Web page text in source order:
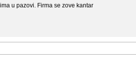
u pazovi. Firma se zove kantar